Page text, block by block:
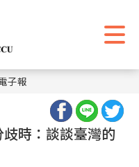
子報
時：談談臺灣的